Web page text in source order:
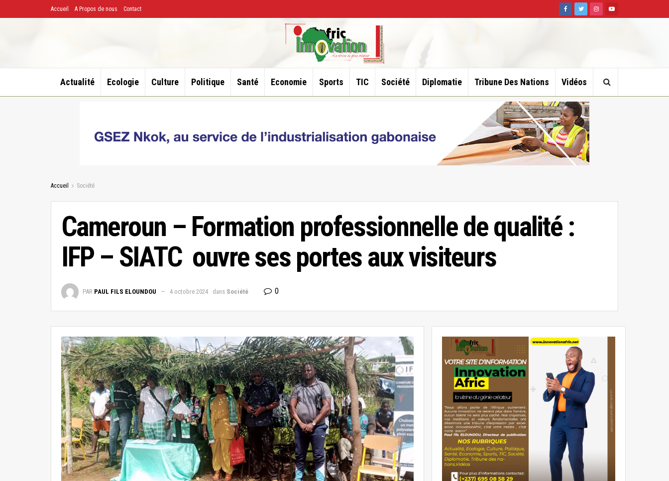
Accueil A Propos de nous Contact
Actualité Ecologie Culture Politique Santé Economie Sports TIC Société Diplomatie Tribune Des Nations Vidéos
Accueil Société
Cameroun – Formation professionnelle de qualité :
IFP – SIATC ouvre ses portes aux visiteurs
PAR PAUL FILS ELOUNDOU 4 octobre 2024 dans Société 0